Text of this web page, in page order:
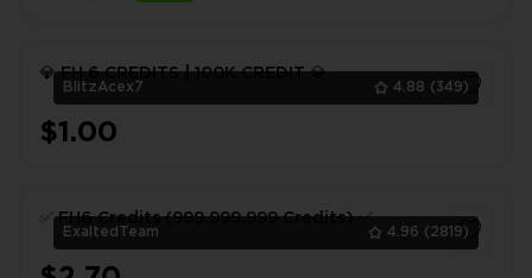
BlitzAcex7 4.88 (349)
💎 FH 6 CREDITS | 100K CREDIT 💎
$1.00
ExaltedTeam 4.96 (2819)
✅ FH6 Credits (999.999.999 Credits) ✅